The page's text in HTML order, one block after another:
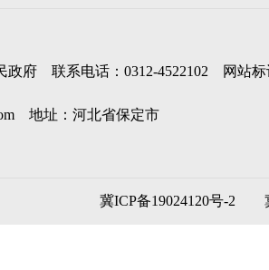
政府 联系电话：0312-4522102 网站标
地址：河北省保定市
冀ICP备19024120号-2